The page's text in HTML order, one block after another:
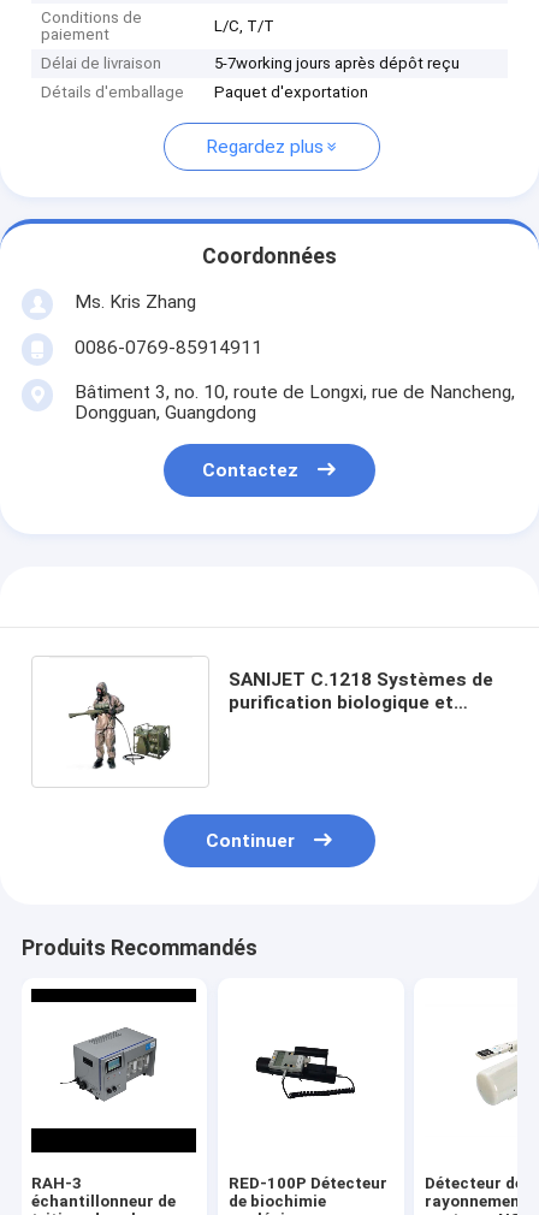
Conditions de
paiement
L/C, T/T
Délai de livraison
5-7working jours après dépôt reçu
Détails d'emballage
Paquet d'exportation
Regardez plus
Coordonnées
Ms. Kris Zhang
0086-0769-85914911
Bâtiment 3, no. 10, route de Longxi, rue de Nancheng,
Dongguan, Guangdong
Contactez
SANIJET C.1218 Systèmes de
purification biologique et
Continuer
Produits Recommandés
RAH-3
échantillonneur de
RED-100P Détecteur
de biochimie
Détecteur de
rayonnement